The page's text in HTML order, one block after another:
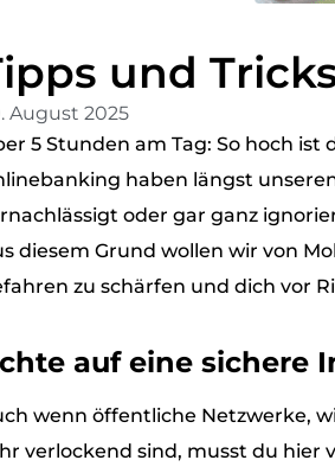
und
August 2025
5 Stunden am Tag: So hoch
haben längst
oder gar ganz
diesem Grund wollen wir von
zu schärfen und dich vor
auf eine sichere
wenn öffentliche Netzwerke,
verlockend sind, musst du hier